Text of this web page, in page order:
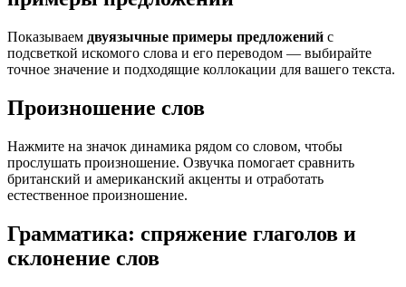
Показываем двуязычные примеры предложений с
подсветкой искомого слова и его переводом — выбирайте
точное значение и подходящие коллокации для вашего текста.
Произношение слов
Нажмите на значок динамика рядом со словом, чтобы
прослушать произношение. Озвучка помогает сравнить
британский и американский акценты и отработать
естественное произношение.
Грамматика: спряжение глаголов и
склонение слов